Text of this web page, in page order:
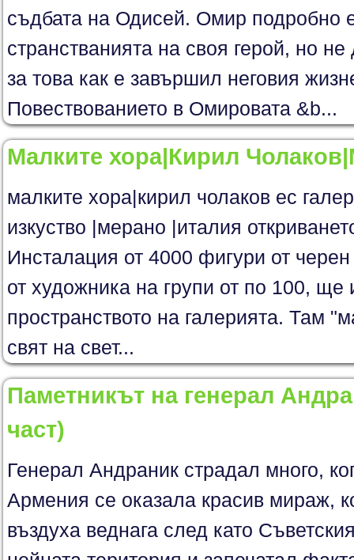
съдбата на Одисей. Омир подробно
странстванията на своя герой, но
за това как е завършил неговия
Повествованието в Омировата &b...
Малките хора|Кирил
малките хора|кирил чолаков ес
изкуство |мерано |италия
Инсталация от 4000 фигури от
от художника на групи от по 100, ще
пространството на галерията. Там
свят на свет...
Паметникът на генерал
част)
Генерал Андраник страдал много,
Армения се оказала красив мираж,
въздуха веднага след като